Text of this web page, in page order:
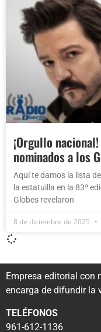
¡Orgullo
nominados a los
Aquí te damos la lista
la estatuilla en la 83ª
Globes revelaron
8 de diciembre de 2025
Empresa editorial con
encarga de difundir la
TELÉFONOS
961-612-1136